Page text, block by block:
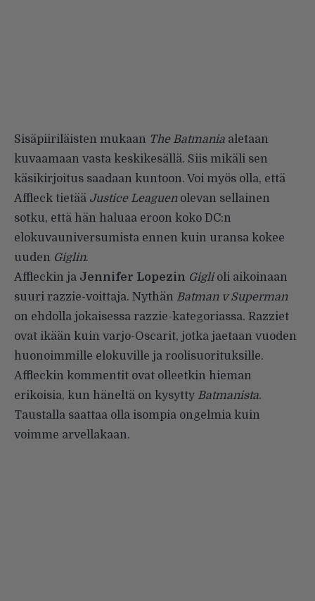
Sisäpiiriläisten mukaan The Batmania aletaan
kuvaamaan vasta keskikesällä. Siis mikäli sen
käsikirjoitus saadaan kuntoon. Voi myös olla, että
Affleck tietää Justice Leaguenolevan sellainen
sotku, että hän haluaa eroon koko DC:n
elokuvauniversumista ennen kuin uransa kokee
uuden Giglin.
Affleckin ja Jennifer Lopezin Giglioli aikoinaan
suuri razzie-voittaja. Nythän Batman v Superman
on ehdolla jokaisessa razzie-kategoriassa. Razziet
ovat ikään kuin varjo-Oscarit, jotka jaetaan vuoden
huonoimmille elokuville ja roolisuorituksille.
Affleckin kommentit ovat olleetkin hieman
erikoisia, kun häneltä on kysytty Batmanista.
Taustalla saattaa olla isompia ongelmia kuin
voimme arvellakaan.